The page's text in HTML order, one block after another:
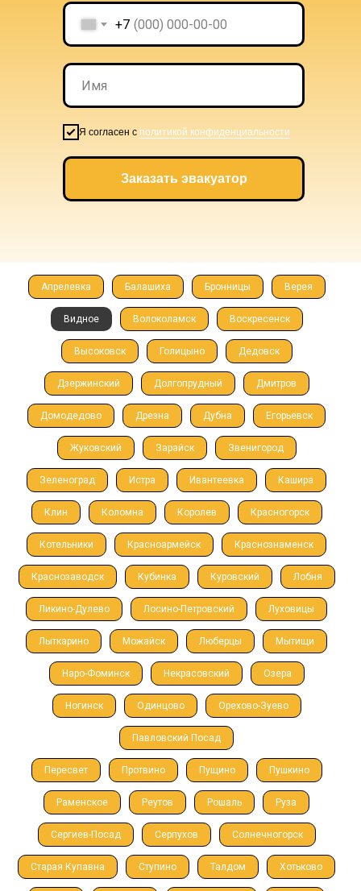
+7
Я согласен с политикой конфиденциальности
Заказать эвакуатор
Апрелевка Балашиха Бронницы Верея
Видное Волоколамск Воскресенск
Высоковск Голицыно Дедовск
Дзержинский Долгопрудный Дмитров
Домодедово Дрезна Дубна Егорьевск
Жуковский Зарайск Звенигород
Зеленоград Истра Ивантеевка Кашира
Клин Коломна Королев Красногорск
Котельники Красноармейск Краснознаменск
Краснозаводск Кубинка Куровский Лобня
Ликино-Дулево Лосино-Петровский Луховицы
Лыткарино Можайск Люберцы Мытищи
Наро-Фоминск Некрасовский Озера
Ногинск Одинцово Орехово-Зуево
Павловский Посад
Пересвет Протвино Пущино Пушкино
Раменское Реутов Рошаль Руза
Сергиев-Посад Серпухов Солнечногорск
Старая Купавна Ступино Талдом Хотьково